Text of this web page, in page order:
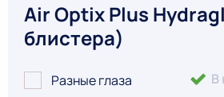
Air Optix Plus
блистера)
Разные глаза В